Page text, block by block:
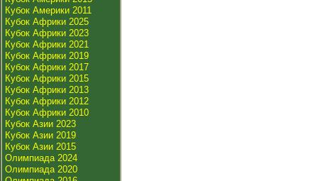
Кубок Америки 2011
Кубок Африки 2025
Кубок Африки 2023
Кубок Африки 2021
Кубок Африки 2019
Кубок Африки 2017
Кубок Африки 2015
Кубок Африки 2013
Кубок Африки 2012
Кубок Африки 2010
Кубок Азии 2023
Кубок Азии 2019
Кубок Азии 2015
Олимпиада 2024
Олимпиада 2020